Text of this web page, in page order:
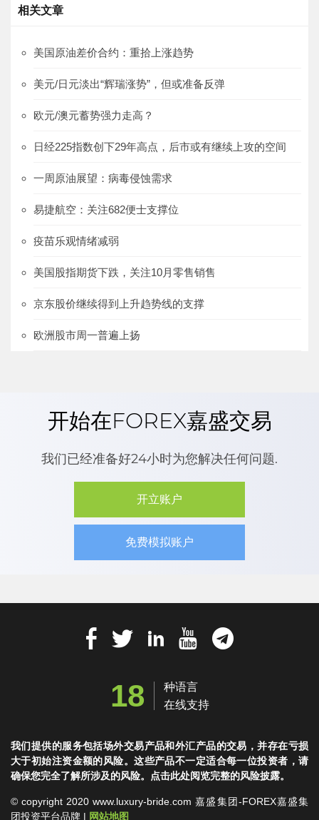
相关文章
美国原油差价合约：重拾上涨趋势
美元/日元淡出“辉瑞涨势”，但或准备反弹
欧元/澳元蓄势强力走高？
日经225指数创下29年高点，后市或有继续上攻的空间
一周原油展望：病毒侵蚀需求
易捷航空：关注682便士支撑位
疫苗乐观情绪减弱
美国股指期货下跌，关注10月零售销售
京东股价继续得到上升趋势线的支撑
欧洲股市周一普遍上扬
开始在FOREX嘉盛交易
我们已经准备好24小时为您解决任何问题.
开立账户
免费模拟账户
18
种语言
在线支持
我们提供的服务包括场外交易产品和外汇产品的交易，并存在亏损
大于初始注资金额的风险。这些产品不一定适合每一位投资者，请
确保您完全了解所涉及的风险。点击此处阅览完整的风险披露。
© copyright 2020 www.luxury-bride.com 嘉盛集团-FOREX嘉盛集
团投资平台品牌 | 网站地图